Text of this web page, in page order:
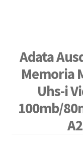
Adata
Memoria
Uhs-i
100mb/